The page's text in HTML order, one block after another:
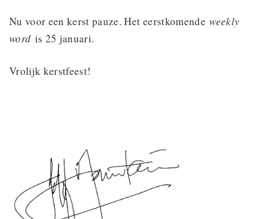
Nu voor een kerst pauze. Het eerstkomendeweekly
word is 25 januari.
Vrolijk kerstfeest!